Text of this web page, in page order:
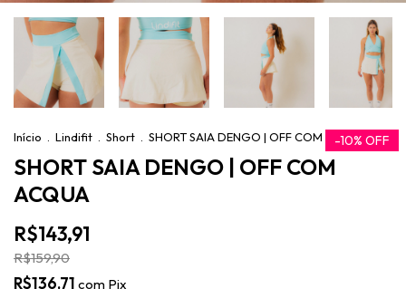
Início Lindifit Short SHORT SAIA DENGO | OFF COM ACQUA
SHORT SAIA DENGO | OFF COM
ACQUA
R$143,91
-10% OFF
R$159,90
R$136,71 com Pix